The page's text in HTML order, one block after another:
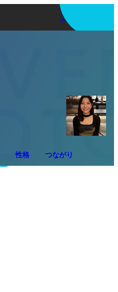
アプリを使う
性格 つながり